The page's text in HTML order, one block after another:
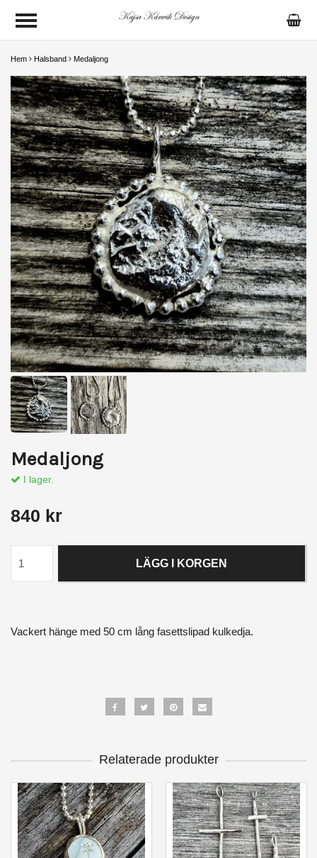
Hem Halsband Medaljong
Medaljong
I lager.
840 kr
LÄGG I KORGEN
Vackert hänge med 50 cm lång fasettslipad kulkedja.
Relaterade produkter